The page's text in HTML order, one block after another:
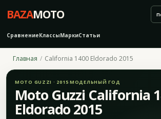
BAZAMOTO
СравнениеКлассыМаркиСтатьи
Главная California 1400 Eldorado 2015
MOTO GUZZI · 2015 МОДЕЛЬНЫЙ ГОД
Moto Guzzi California
Eldorado 2015